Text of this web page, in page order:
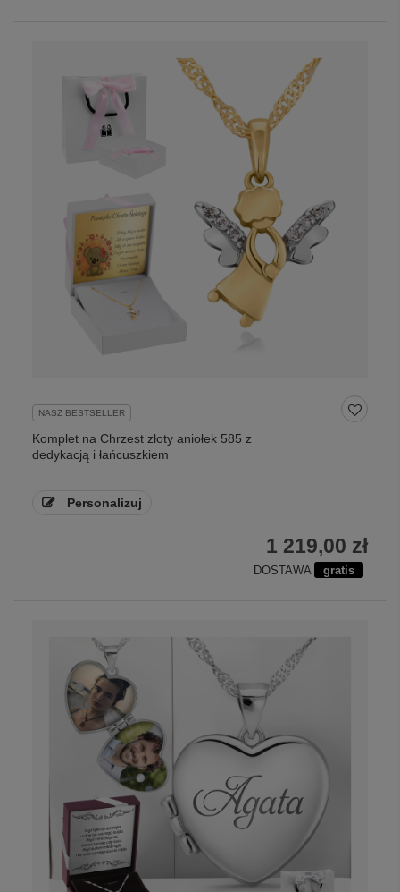
NASZ BESTSELLER
Komplet na Chrzest złoty aniołek 585 z
dedykacją i łańcuszkiem
Personalizuj
1 219,00 zł
DOSTAWA gratis